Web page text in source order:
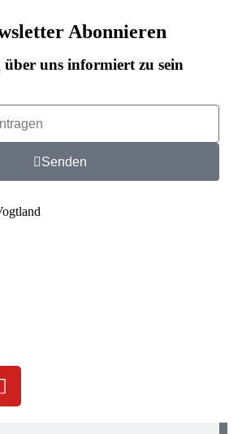
Abonnieren
uns informiert zu sein
Senden